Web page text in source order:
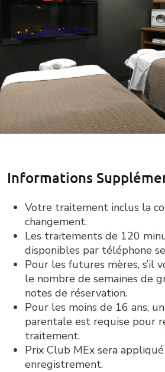
Informations
Votre traitement inclus la
changement.
Les traitements de 120
disponibles par téléphone
Pour les futures mères, s’il
le nombre de semaines de
notes de réservation.
Pour les moins de 16 ans,
parentale est requise pour
traitement.
Prix Club MEx sera
enregistrement.